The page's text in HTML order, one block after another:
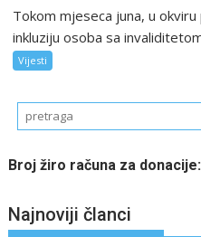
Tokom mjeseca juna, u
inkluziju osoba sa
Vijesti
Broj žiro računa za donacije:
Najnoviji članci